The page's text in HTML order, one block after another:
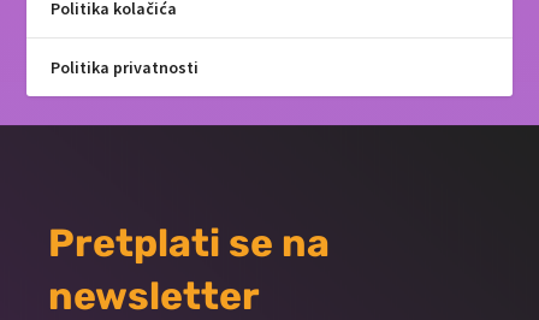
Politika kolačića
Politika privatnosti
Pretplati se na
newsletter